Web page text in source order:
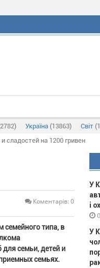
Україна (13863) Світ
сладостей на 1200 гривен
Коментарів: 0
семейного типа, в
для семьи, детей и
семьях.
У
і
У